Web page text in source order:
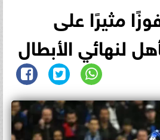
مثيرًا على
لنهائي الأبطال